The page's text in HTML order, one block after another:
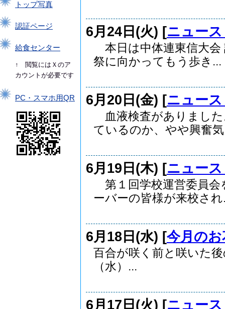
トップ写真
認証ページ
給食センター
↑ 閲覧にはＸのア
カウントが必要です
PC・スマホ用QR
6月24日(火) [ニュー
本日は中体連東信大会
祭に向かってもう歩き...
6月20日(金) [ニュー
血液検査がありました
ているのか、やや興奮
6月19日(木) [ニュー
第１回学校運営委員会
ーバーの皆様が来校され
6月18日(水) [今月のお
百合が咲く前と咲いた
（水）...
6月17日(火) [ニュー